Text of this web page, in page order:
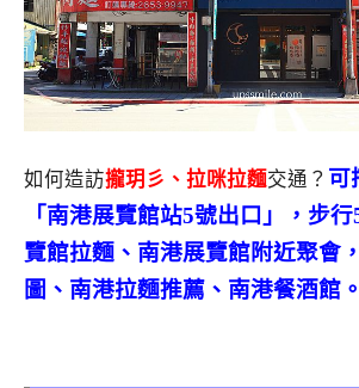
如何造訪攏玥彡、拉咪拉麵交通？ 可
「南港展覽館站5號出口」，步
覽館拉麵、南港展覽館附近聚會
圖、南港拉麵推薦、南港餐酒館。